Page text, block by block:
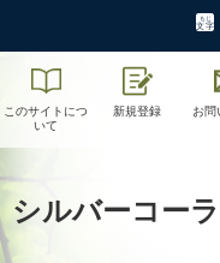
このサイトにつ
いて
新規登録 お問
シルバーコー